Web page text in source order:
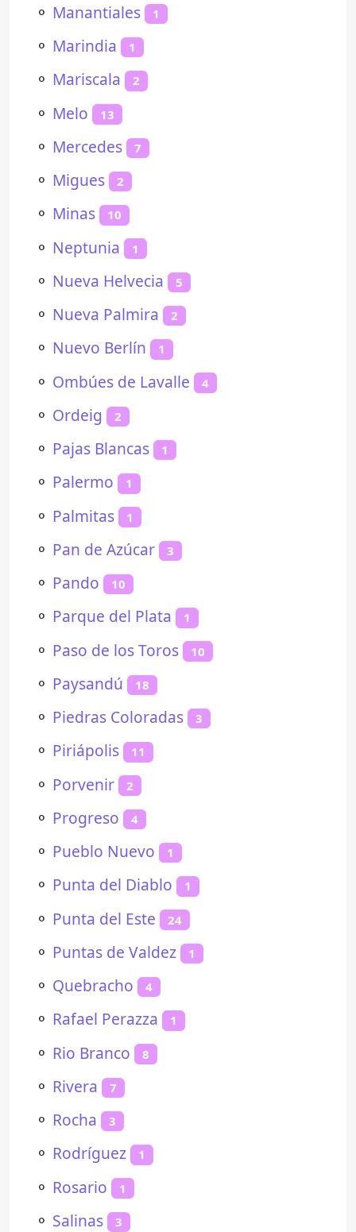
⚬ Manantiales 1
⚬ Marindia 1
⚬ Mariscala 2
⚬ Melo 13
⚬ Mercedes 7
⚬ Migues 2
⚬ Minas 10
⚬ Neptunia 1
⚬ Nueva Helvecia 5
⚬ Nueva Palmira 2
⚬ Nuevo Berlín 1
⚬ Ombúes de Lavalle 4
⚬ Ordeig 2
⚬ Pajas Blancas 1
⚬ Palermo 1
⚬ Palmitas 1
⚬ Pan de Azúcar 3
⚬ Pando 10
⚬ Parque del Plata 1
⚬ Paso de los Toros 10
⚬ Paysandú 18
⚬ Piedras Coloradas 3
⚬ Piriápolis 11
⚬ Porvenir 2
⚬ Progreso 4
⚬ Pueblo Nuevo 1
⚬ Punta del Diablo 1
⚬ Punta del Este 24
⚬ Puntas de Valdez 1
⚬ Quebracho 4
⚬ Rafael Perazza 1
⚬ Rio Branco 8
⚬ Rivera 7
⚬ Rocha 3
⚬ Rodríguez 1
⚬ Rosario 1
⚬ Salinas 3